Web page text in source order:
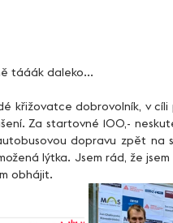
tááák daleko...
Za startovné 100,-
dopravu zpět na
lýtka. Jsem rád, že
obhájit.